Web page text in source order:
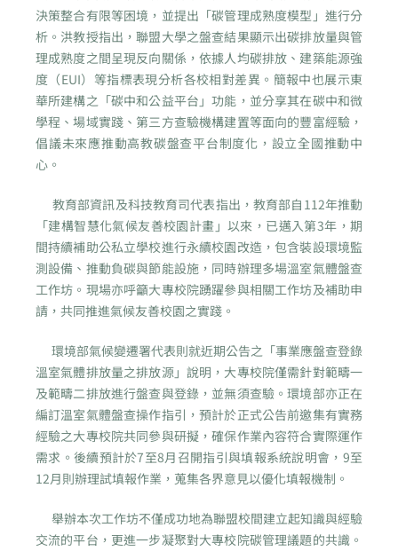
決策整合有限等困境，並提出「碳管理成熟度模型」進行分
析。洪教授指出，聯盟大學之盤查結果顯示出碳排放量與管
理成熟度之間呈現反向關係，依據人均碳排放、建築能源強
度（EUI）等指標表現分析各校相對差異。簡報中也展示東
華所建構之「碳中和公益平台」功能，並分享其在碳中和微
學程、場域實踐、第三方查驗機構建置等面向的豐富經驗，
倡議未來應推動高教碳盤查平台制度化，設立全國推動中
心。
教育部資訊及科技教育司代表指出，教育部自112年推動
「建構智慧化氣候友善校園計畫」以來，已邁入第3年，期
間持續補助公私立學校進行永續校園改造，包含裝設環境監
測設備、推動負碳與節能設施，同時辦理多場溫室氣體盤查
工作坊。現場亦呼籲大專校院踴躍參與相關工作坊及補助申
請，共同推進氣候友善校園之實踐。
環境部氣候變遷署代表則就近期公告之「事業應盤查登錄
溫室氣體排放量之排放源」說明，大專校院僅需針對範疇一
及範疇二排放進行盤查與登錄，並無須查驗。環境部亦正在
編訂溫室氣體盤查操作指引，預計於正式公告前邀集有實務
經驗之大專校院共同參與研擬，確保作業內容符合實際運作
需求。後續預計於7至8月召開指引與填報系統說明會，9至
12月則辦理試填報作業，蒐集各界意見以優化填報機制。
舉辦本次工作坊不僅成功地為聯盟校間建立起知識與經驗
交流的平台，更進一步凝聚對大專校院碳管理議題的共識。